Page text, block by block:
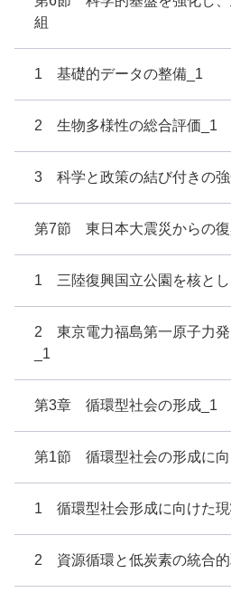
組
1 基礎的データの整備_1
2 生物多様性の総合評価_1
3 科学と政策の結び付きの強
第7節 東日本大震災からの復
1 三陸復興国立公園を核と
2 東京電力福島第一原子力
_1
第3章 循環型社会の形成_1
第1節 循環型社会の形成に向
1 循環型社会形成に向けた現
2 資源循環と低炭素の統合的